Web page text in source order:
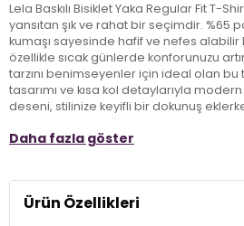
Lela Baskılı Bisiklet Yaka Regular Fit T-
yansıtan şık ve rahat bir seçimdir. %65
kumaşı sayesinde hafif ve nefes alabilir
özellikle sıcak günlerde konforunuzu
tarzını benimseyenler için ideal olan bu
tasarımı ve kısa kol detaylarıyla
deseni, stilinize keyifli bir dokunuş
bedene uyum sağlayarak günlük
gerçekleştirmenize olanak tanır. Yazlık
Daha fazla göster
Ürün Özellikleri